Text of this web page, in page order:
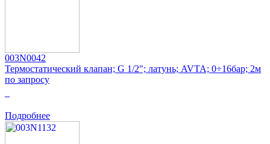
003N0042
Термостатический клапан; G 1/2"; латунь; AVTA; 0÷16бар; 2м
по запросу
Подробнее